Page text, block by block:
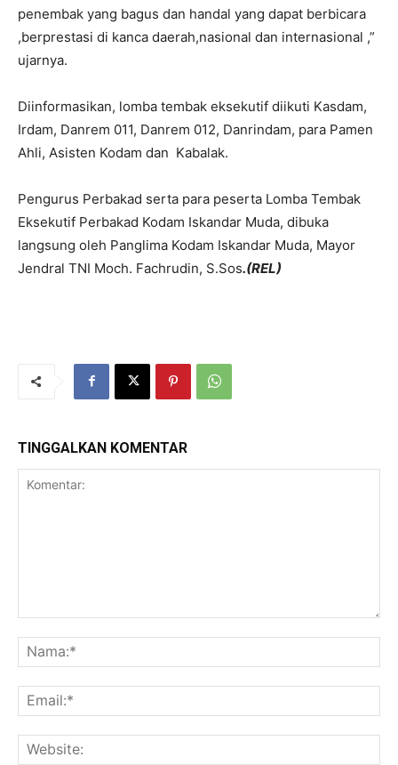
penembak yang bagus dan handal yang dapat berbicara
,berprestasi di kanca daerah,nasional dan internasional ,”
ujarnya.
Diinformasikan, lomba tembak eksekutif diikuti Kasdam,
Irdam, Danrem 011, Danrem 012, Danrindam, para Pamen
Ahli, Asisten Kodam dan Kabalak.
Pengurus Perbakad serta para peserta Lomba Tembak
Eksekutif Perbakad Kodam Iskandar Muda, dibuka
langsung oleh Panglima Kodam Iskandar Muda, Mayor
Jendral TNI Moch. Fachrudin, S.Sos.(REL)
TINGGALKAN KOMENTAR